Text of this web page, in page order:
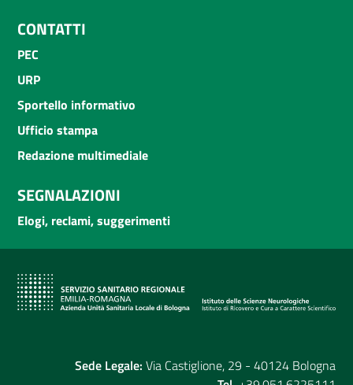
CONTATTI
PEC
URP
Sportello informativo
Ufficio stampa
Redazione multimediale
SEGNALAZIONI
Elogi, reclami, suggerimenti
Sede Legale: Via Castiglione, 29 - 40124 Bologna